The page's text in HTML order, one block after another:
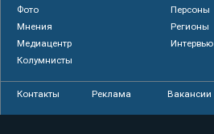
Фото
Персоны
Мнения
Регионы
Медиацентр
Интервью
Колумнисты
Контакты Реклама Вакансии